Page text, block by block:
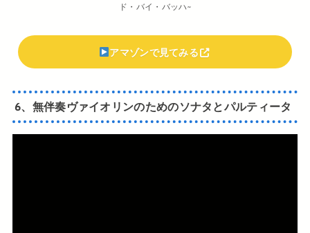
ド・バイ・バッハ~
アマゾンで見てみる
6、無伴奏ヴァイオリンのためのソナタとパルティータ